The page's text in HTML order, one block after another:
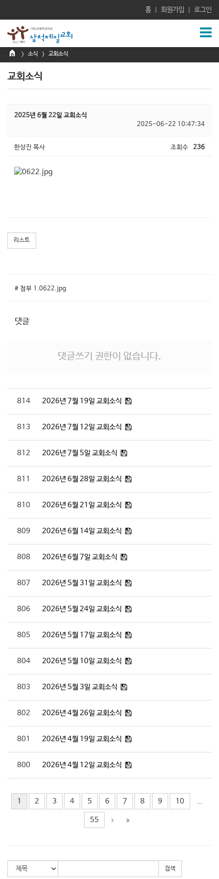
홈 회원가입 로그인
> 소식 > 교회소식
교회소식
2025년 6월 22일 교회소식
2025-06-22 10:47:34
한상진 목사 조회수 236
리스트
# 첨부 1.0622.jpg
댓글
댓글쓰기 권한이 없습니다.
814 2026년 7월 19일 교회소식
813 2026년 7월 12일 교회소식
812 2026년 7월 5일 교회소식
811 2026년 6월 28일 교회소식
810 2026년 6월 21일 교회소식
809 2026년 6월 14일 교회소식
808 2026년 6월 7일 교회소식
807 2026년 5월 31일 교회소식
806 2026년 5월 24일 교회소식
805 2026년 5월 17일 교회소식
804 2026년 5월 10일 교회소식
803 2026년 5월 3일 교회소식
802 2026년 4월 26일 교회소식
801 2026년 4월 19일 교회소식
800 2026년 4월 12일 교회소식
1 2 3 4 5 6 7 8 9 10 ...
55
검색